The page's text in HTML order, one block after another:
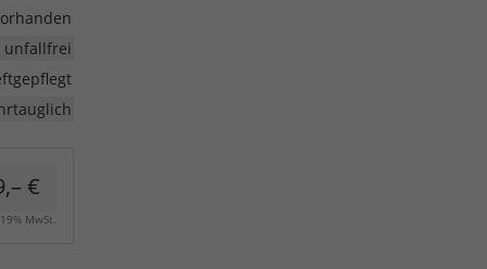
unfallfrei
€
MwSt.